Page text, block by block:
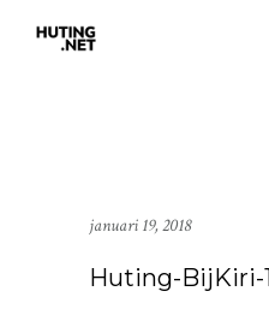
januari 19, 2018
Huting-BijKiri-